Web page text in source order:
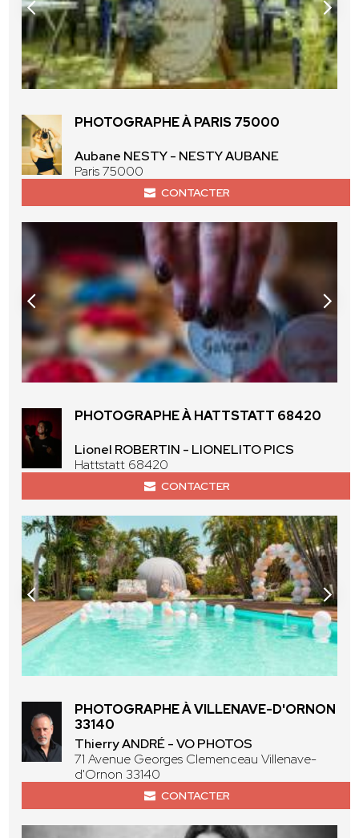
PHOTOGRAPHE À PARIS 75000
Aubane NESTY - NESTY AUBANE
Paris 75000
CONTACTER
PHOTOGRAPHE À HATTSTATT 68420
Lionel ROBERTIN - LIONELITO PICS
Hattstatt 68420
CONTACTER
PHOTOGRAPHE À VILLENAVE-D'ORNON
33140
Thierry ANDRÉ - VO PHOTOS
71 Avenue Georges Clemenceau Villenave-
d'Ornon 33140
CONTACTER